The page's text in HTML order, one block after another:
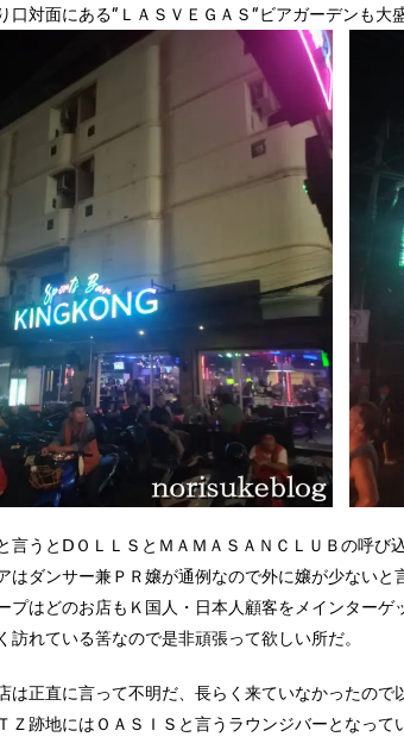
口対面にある”ＬＡＳＶＥＧＡＳ”ビアガーデンも大盛
言うとⅮＯＬＬＳとＭＡＭＡＳＡＮＣＬＵＢの呼び
はダンサー兼ＰＲ嬢が通例なので外に嬢が少ないと
プはどのお店もＫ国人・日本人顧客をメインター
訪れている筈なので是非頑張って欲しい所だ。
は正直に言って不明だ、長らく来ていなかったので
Ｚ跡地にはＯＡＳＩＳと言うラウンジバーとなっ